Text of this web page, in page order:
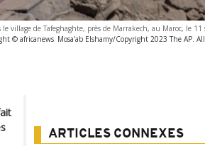
village de Tafeghaghte, près de Marrakech, au Maroc, le 11
© africanews Mosa'ab Elshamy/Copyright 2023 The AP.
ARTICLES CONNEXES